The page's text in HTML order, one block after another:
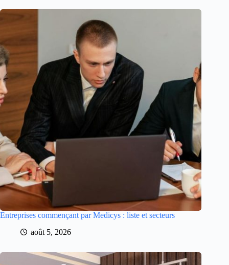
Entreprises commençant par Medicys : liste et secteurs
août 5, 2026